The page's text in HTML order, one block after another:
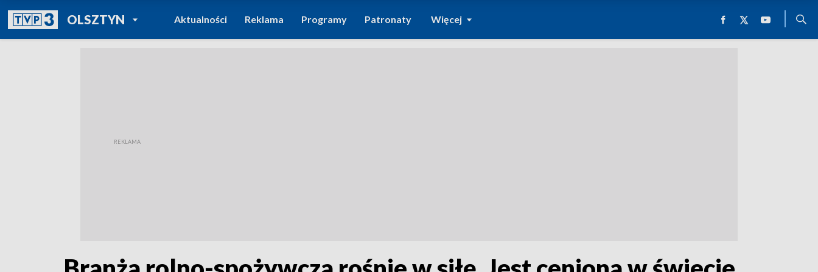
OLSZTYNPOWRÓT DO
TVP REGIONY
Aktualności Reklama Programy Patronaty Więcej